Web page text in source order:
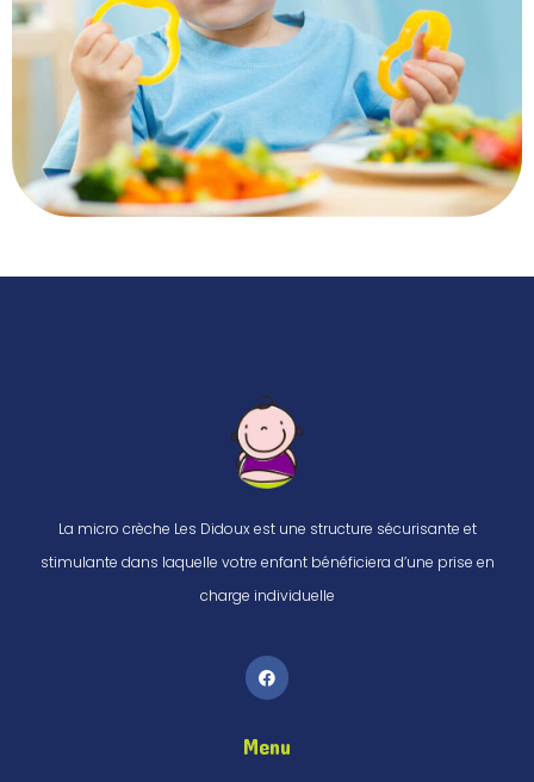
La micro crèche Les Didoux est une structure sécurisante et
stimulante dans laquelle votre enfant bénéficiera d’une prise en
charge individuelle
Menu